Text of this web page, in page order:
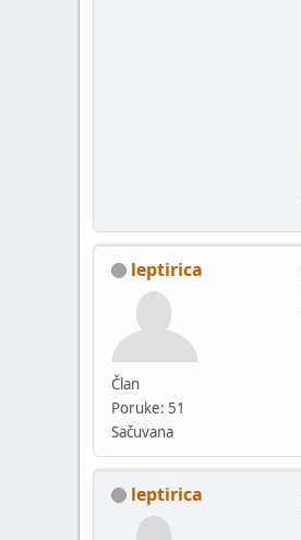
leptirica
Član
Poruke: 51
Sačuvana
leptirica